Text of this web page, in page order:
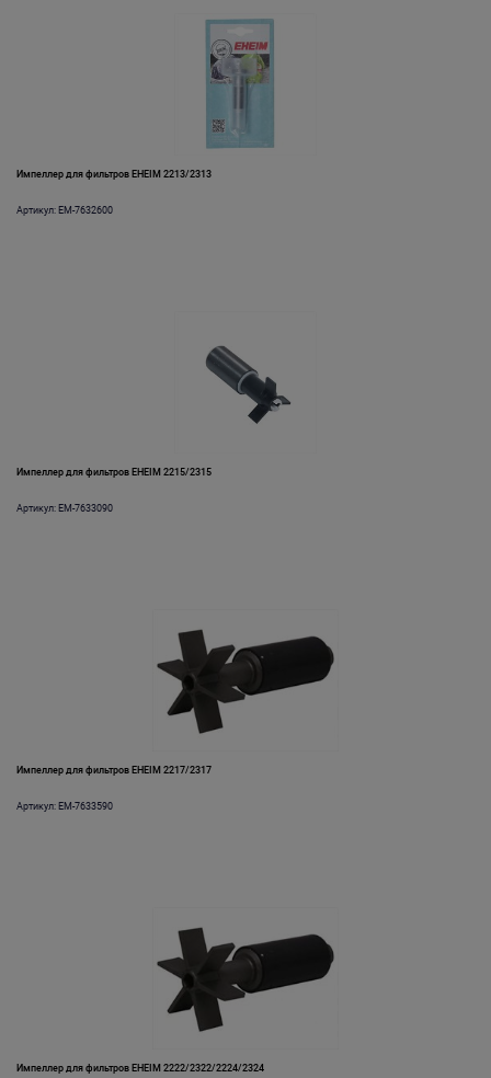
Импеллер для фильтров EHEIM 2213/2313
Артикул: EM-7632600
Импеллер для фильтров EHEIM 2215/2315
Артикул: EM-7633090
Импеллер для фильтров EHEIM 2217/2317
Артикул: EM-7633590
Импеллер для фильтров EHEIM 2222/2322/2224/2324